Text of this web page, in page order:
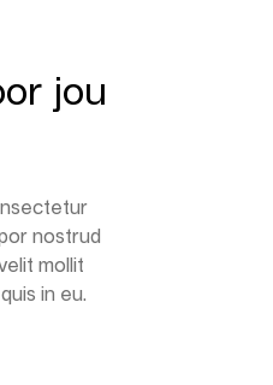
jou
nostrud
mollit
in eu.